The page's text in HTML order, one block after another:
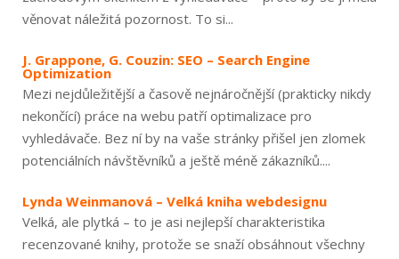
věnovat náležitá pozornost. To si...
J. Grappone, G. Couzin: SEO – Search Engine
Optimization
Mezi nejdůležitější a časově nejnáročnější (prakticky nikdy
nekončící) práce na webu patří optimalizace pro
vyhledávače. Bez ní by na vaše stránky přišel jen zlomek
potenciálních návštěvníků a ještě méně zákazníků....
Lynda Weinmanová – Velká kniha webdesignu
Velká, ale plytká – to je asi nejlepší charakteristika
recenzované knihy, protože se snaží obsáhnout všechny